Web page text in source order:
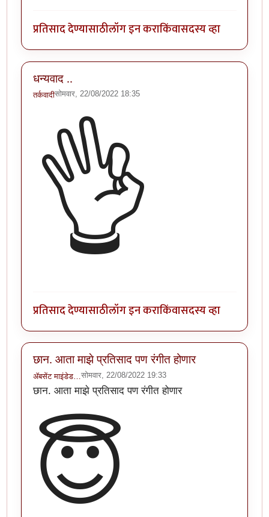
प्रतिसाद देण्यासाठीलॉग इन कराकिंवासदस्य व्हा
धन्यवाद ..
तर्कवादीसोमवार, 22/08/2022 18:35
👌
प्रतिसाद देण्यासाठीलॉग इन कराकिंवासदस्य व्हा
छान. आता माझे प्रतिसाद पण रंगीत होणार
ॲबसेंट माइंडेड… सोमवार, 22/08/2022 19:33
छान. आता माझे प्रतिसाद पण रंगीत होणार
😇